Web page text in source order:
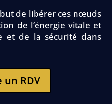
de libérer ces nœuds
de l’énergie vitale et
et de la sécurité dans
un RDV